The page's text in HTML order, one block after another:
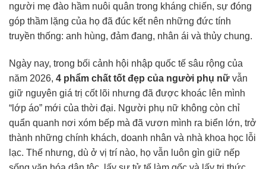
người mẹ đào hầm nuôi quân trong kháng chiến, sự đóng
góp thầm lặng của họ đã đúc kết nên những đức tính
truyền thống: anh hùng, đảm đang, nhân ái và thủy chung.
Ngày nay, trong bối cảnh hội nhập quốc tế sâu rộng của
năm 2026, 4 phẩm chất tốt đẹp của người phụ nữ vẫn
giữ nguyên giá trị cốt lõi nhưng đã được khoác lên mình
“lớp áo” mới của thời đại. Người phụ nữ không còn chỉ
quẩn quanh nơi xóm bếp mà đã vươn mình ra biển lớn, trở
thành những chính khách, doanh nhân và nhà khoa học lỗi
lạc. Thế nhưng, dù ở vị trí nào, họ vẫn luôn gìn giữ nếp